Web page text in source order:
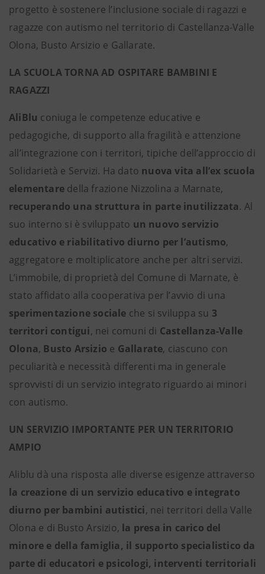
progetto è sostenere l’inclusione sociale di ragazzi e
ragazze con autismo nel territorio di Castellanza-Valle
Olona, Busto Arsizio e Gallarate.
LA SCUOLA TORNA AD OSPITARE BAMBINI E
RAGAZZI
AliBlu coniuga le competenze educative e
pedagogiche, di supporto alla fragilità e attenzione
all’integrazione con i territori, tipiche dell’approccio di
Solidarietà e Servizi. Ha dato nuova vita all’ex scuola
elementare della frazione Nizzolina a Marnate,
recuperando una struttura in parte inutilizzata. Al
suo interno si è sviluppato un nuovo servizio
educativo e riabilitativo diurno per l’autismo,
aggregatore e moltiplicatore anche per altri servizi.
L’immobile, di proprietà del Comune di Marnate, è
stato affidato alla cooperativa per l’avvio di una
sperimentazione sociale che si sviluppa su 3
territori contigui, nei comuni di Castellanza-Valle
Olona, Busto Arsizio e Gallarate, ciascuno con
peculiarità e necessità differenti ma in generale
sprovvisti di un servizio integrato riguardo ai minori
con autismo.
UN SERVIZIO IMPORTANTE PER UN TERRITORIO
AMPIO
Aliblu dà una risposta alle diverse esigenze attraverso
la creazione di un servizio educativo e integrato
diurno per bambini autistici, nei territori della Valle
Olona e di Busto Arsizio, la presa in carico del
minore e della famiglia, il supporto specialistico da
parte di educatori e psicologi, interventi territoriali